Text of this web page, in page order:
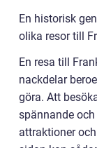
En historisk
olika resor till
En resa till
nackdelar
göra. Att
spännande
attraktioner